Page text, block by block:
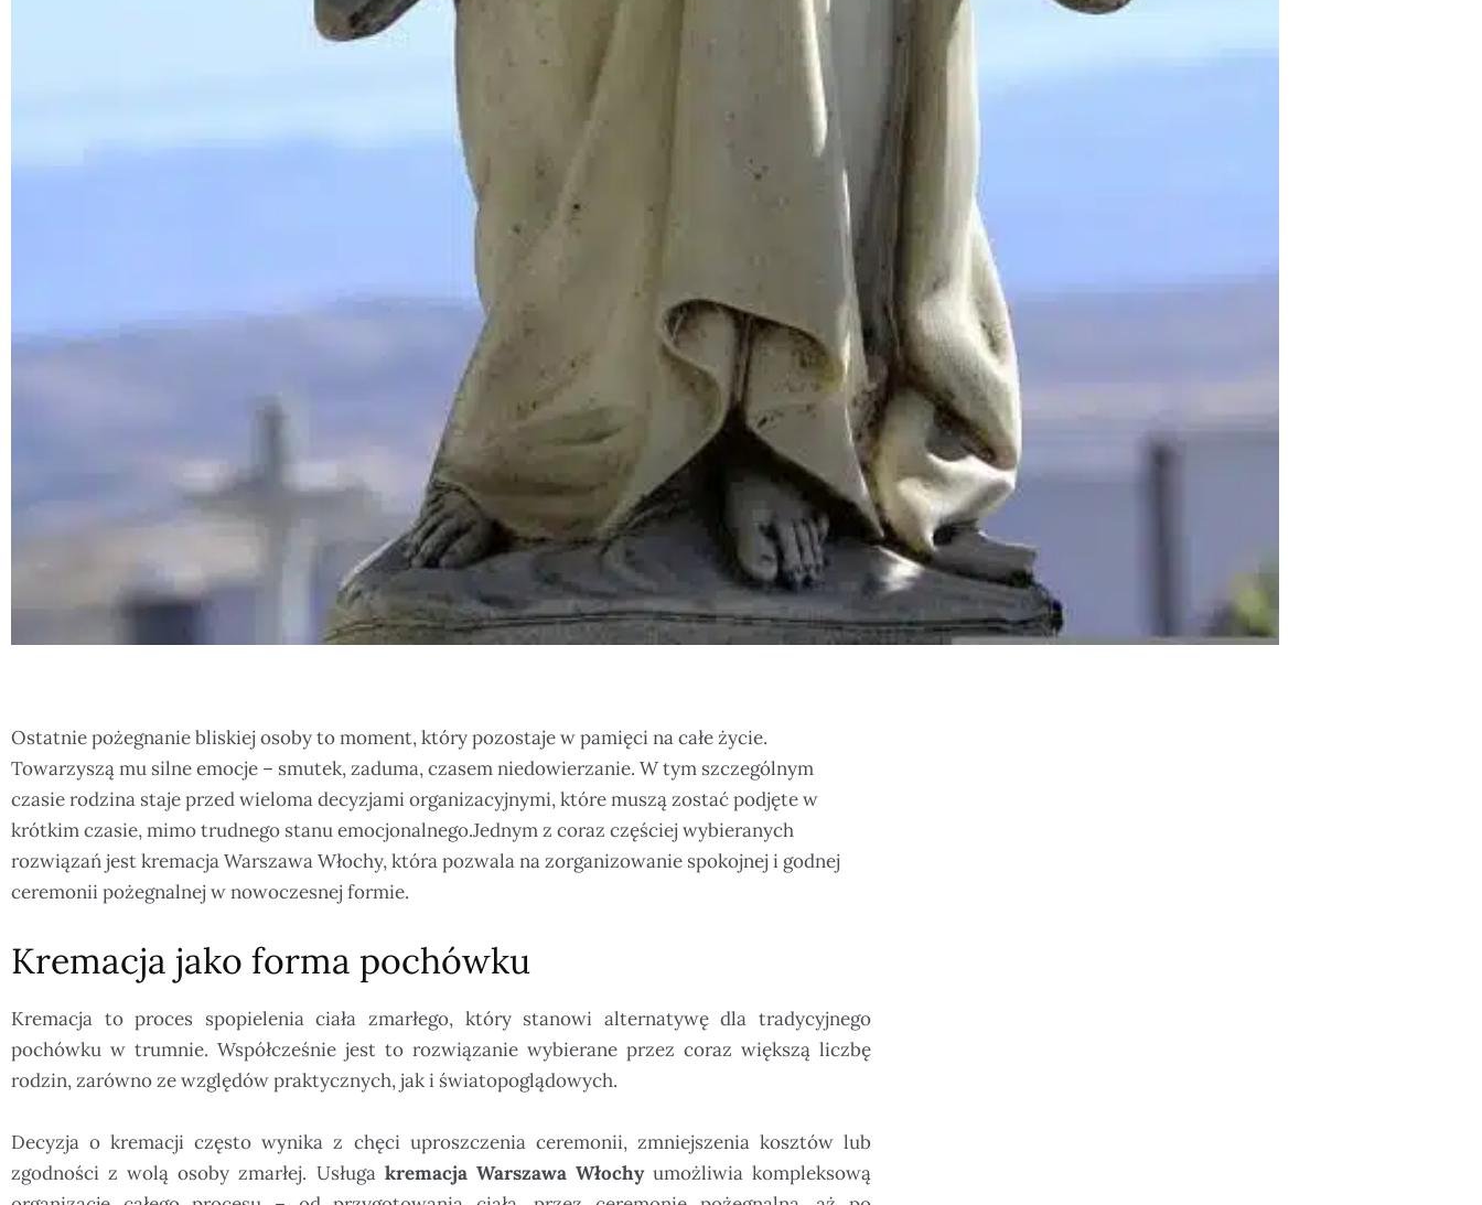
Ostatnie pożegnanie bliskiej osoby to moment, który pozostaje w pamięci na całe życie.
Towarzyszą mu silne emocje – smutek, zaduma, czasem niedowierzanie. W tym szczególnym
czasie rodzina staje przed wieloma decyzjami organizacyjnymi, które muszą zostać podjęte w
krótkim czasie, mimo trudnego stanu emocjonalnego.Jednym z coraz częściej wybieranych
rozwiązań jest kremacja Warszawa Włochy, która pozwala na zorganizowanie spokojnej i godnej
ceremonii pożegnalnej w nowoczesnej formie.
Kremacja jako forma pochówku
Kremacja to proces spopielenia ciała zmarłego, który stanowi alternatywę dla tradycyjnego
pochówku w trumnie. Współcześnie jest to rozwiązanie wybierane przez coraz większą liczbę
rodzin, zarówno ze względów praktycznych, jak i światopoglądowych.
Decyzja o kremacji często wynika z chęci uproszczenia ceremonii, zmniejszenia kosztów lub
zgodności z wolą osoby zmarłej. Usługa kremacja Warszawa Włochyumożliwia kompleksową